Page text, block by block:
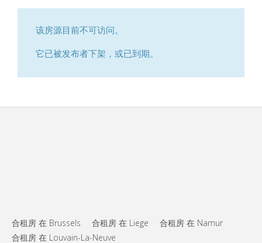
该房源目前不可访问。
它已被发布者下架，或已到期。
合租房 在 Brussels 合租房 在 Liege
合租房 在 Namur
合租房 在 Louvain-La-Neuve